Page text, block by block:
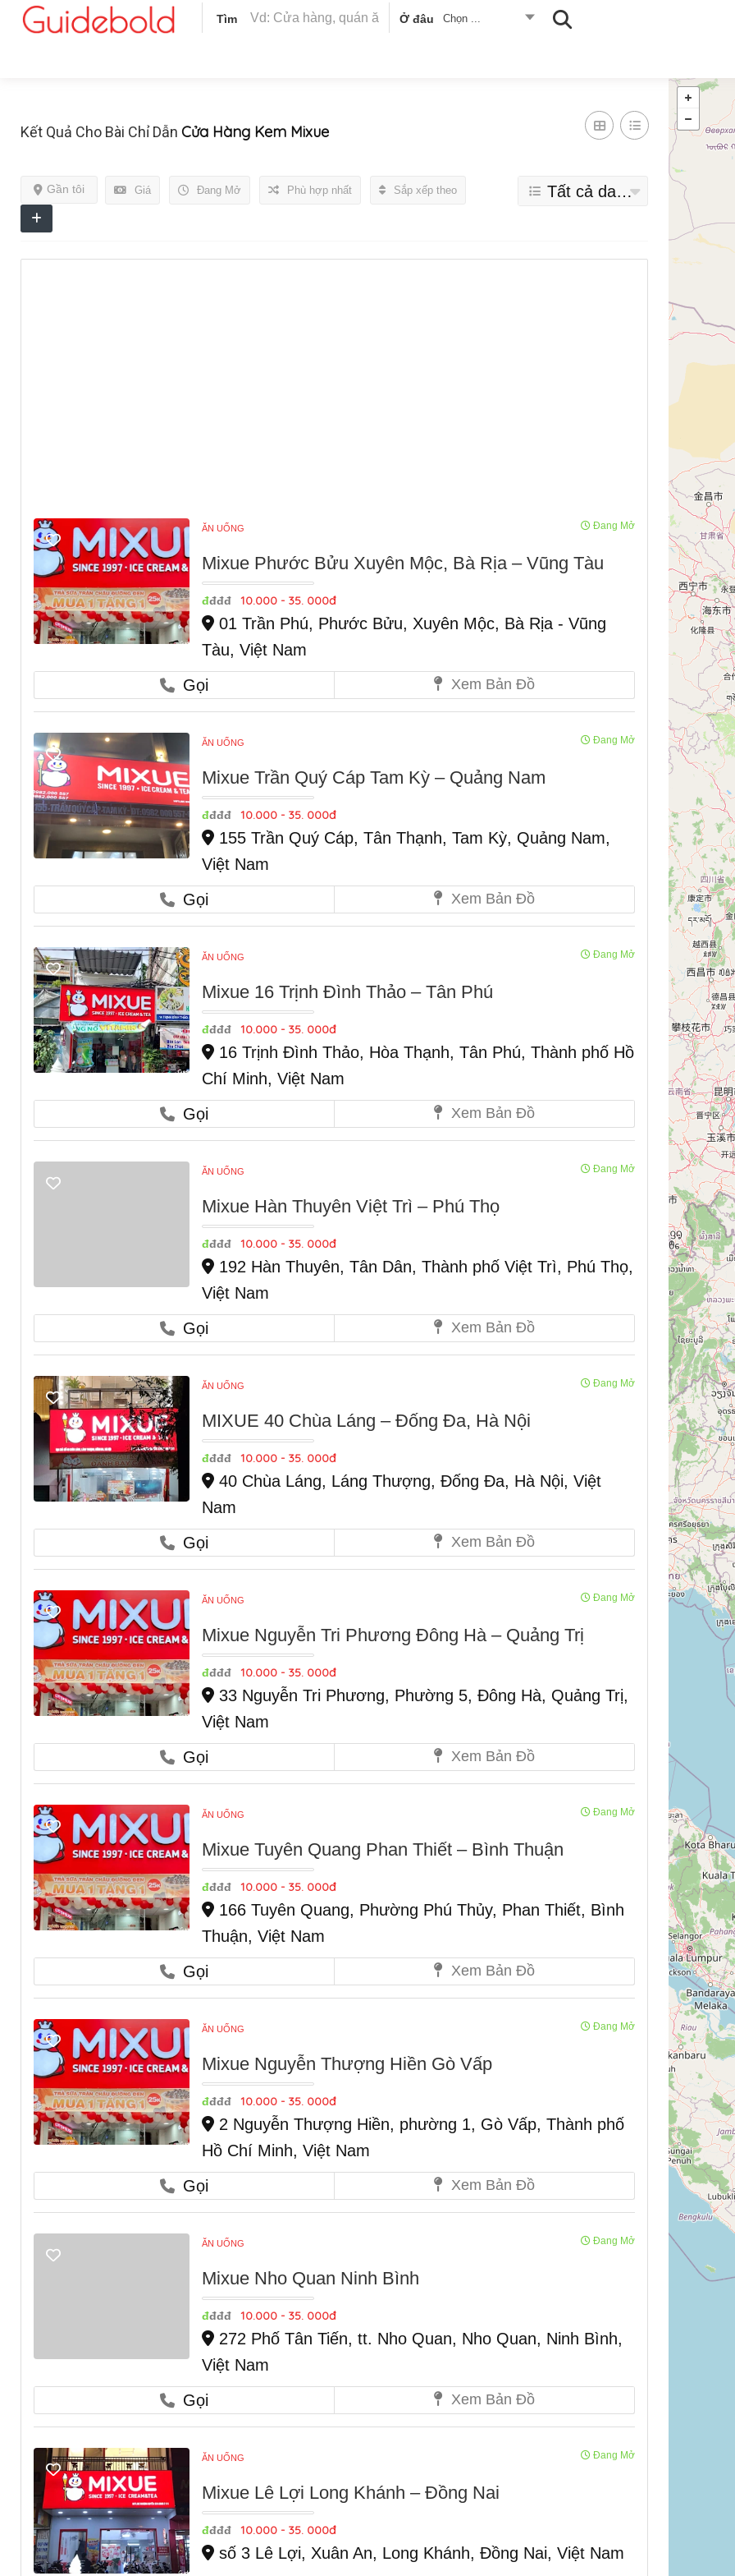
Tìm Ở đâu Chọn ...
Kết Quả Cho Bài Chỉ Dẫn Cửa Hàng Kem Mixue
Giá Đang Mở
Gần tôi Phù hợp nhất Sắp xếp theo Tất cả danh mục
ĂN UỐNG Đang Mở
Mixue Phước Bửu Xuyên Mộc, Bà Rịa – Vũng Tàu
đđđđ 10.000 - 35. 000đ
01 Trần Phú, Phước Bửu, Xuyên Mộc, Bà Rịa - Vũng
Tàu, Việt Nam
Gọi
Xem Bản Đồ
ĂN UỐNG Đang Mở
Mixue Trần Quý Cáp Tam Kỳ – Quảng Nam
đđđđ 10.000 - 35. 000đ
155 Trần Quý Cáp, Tân Thạnh, Tam Kỳ, Quảng Nam,
Việt Nam
Gọi
Xem Bản Đồ
ĂN UỐNG Đang Mở
Mixue 16 Trịnh Đình Thảo – Tân Phú
đđđđ 10.000 - 35. 000đ
16 Trịnh Đình Thảo, Hòa Thạnh, Tân Phú, Thành phố Hồ
Chí Minh, Việt Nam
Gọi
Xem Bản Đồ
ĂN UỐNG Đang Mở
Mixue Hàn Thuyên Việt Trì – Phú Thọ
đđđđ 10.000 - 35. 000đ
192 Hàn Thuyên, Tân Dân, Thành phố Việt Trì, Phú Thọ,
Việt Nam
Gọi
Xem Bản Đồ
ĂN UỐNG Đang Mở
MIXUE 40 Chùa Láng – Đống Đa, Hà Nội
đđđđ 10.000 - 35. 000đ
40 Chùa Láng, Láng Thượng, Đống Đa, Hà Nội, Việt
Nam
Gọi
Xem Bản Đồ
ĂN UỐNG Đang Mở
Mixue Nguyễn Tri Phương Đông Hà – Quảng Trị
đđđđ 10.000 - 35. 000đ
33 Nguyễn Tri Phương, Phường 5, Đông Hà, Quảng Trị,
Việt Nam
Gọi
Xem Bản Đồ
ĂN UỐNG Đang Mở
Mixue Tuyên Quang Phan Thiết – Bình Thuận
đđđđ 10.000 - 35. 000đ
166 Tuyên Quang, Phường Phú Thủy, Phan Thiết, Bình
Thuận, Việt Nam
Gọi
Xem Bản Đồ
ĂN UỐNG Đang Mở
Mixue Nguyễn Thượng Hiền Gò Vấp
đđđđ 10.000 - 35. 000đ
2 Nguyễn Thượng Hiền, phường 1, Gò Vấp, Thành phố
Hồ Chí Minh, Việt Nam
Gọi
Xem Bản Đồ
ĂN UỐNG Đang Mở
Mixue Nho Quan Ninh Bình
đđđđ 10.000 - 35. 000đ
272 Phố Tân Tiến, tt. Nho Quan, Nho Quan, Ninh Bình,
Việt Nam
Gọi
Xem Bản Đồ
ĂN UỐNG Đang Mở
Mixue Lê Lợi Long Khánh – Đồng Nai
đđđđ 10.000 - 35. 000đ
số 3 Lê Lợi, Xuân An, Long Khánh, Đồng Nai, Việt Nam